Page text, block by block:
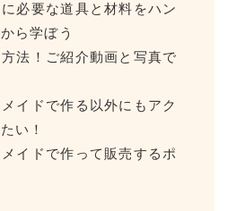
必要な道具と材料をハン
ら学ぼう
法！ご紹介動画と写真で
イドで作る以外にもアク
い！
イドで作って販売するポ